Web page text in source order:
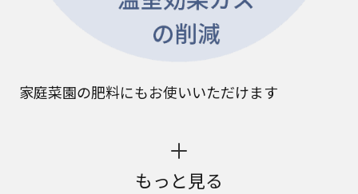
家庭菜園の肥料にもお使いいただけます
もっと見る